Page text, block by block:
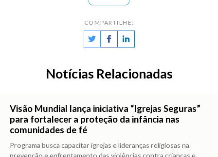
COMPARTILHE:
Notícias Relacionadas
Visão Mundial lança iniciativa “Igrejas Seguras”
para fortalecer a proteção da infância nas
comunidades de fé
Programa busca capacitar igrejas e lideranças religiosas na